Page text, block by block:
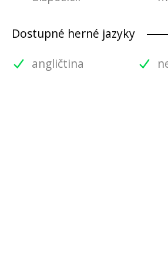
Dostupné herné jazyky
angličtina